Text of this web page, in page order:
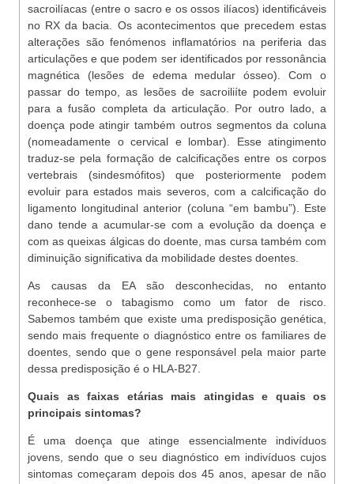
sacroilíacas (entre o sacro e os ossos ilíacos) identificáveis
no RX da bacia. Os acontecimentos que precedem estas
alterações são fenómenos inflamatórios na periferia das
articulações e que podem ser identificados por ressonância
magnética (lesões de edema medular ósseo). Com o
passar do tempo, as lesões de sacroiliíte podem evoluir
para a fusão completa da articulação. Por outro lado, a
doença pode atingir também outros segmentos da coluna
(nomeadamente o cervical e lombar). Esse atingimento
traduz-se pela formação de calcificações entre os corpos
vertebrais (sindesmófitos) que posteriormente podem
evoluir para estados mais severos, com a calcificação do
ligamento longitudinal anterior (coluna “em bambu”). Este
dano tende a acumular-se com a evolução da doença e
com as queixas álgicas do doente, mas cursa também com
diminuição significativa da mobilidade destes doentes.
As causas da EA são desconhecidas, no entanto
reconhece-se o tabagismo como um fator de risco.
Sabemos também que existe uma predisposição genética,
sendo mais frequente o diagnóstico entre os familiares de
doentes, sendo que o gene responsável pela maior parte
dessa predisposição é o HLA-B27.
Quais as faixas etárias mais atingidas e quais os
principais sintomas?
É uma doença que atinge essencialmente indivíduos
jovens, sendo que o seu diagnóstico em indivíduos cujos
sintomas começaram depois dos 45 anos, apesar de não